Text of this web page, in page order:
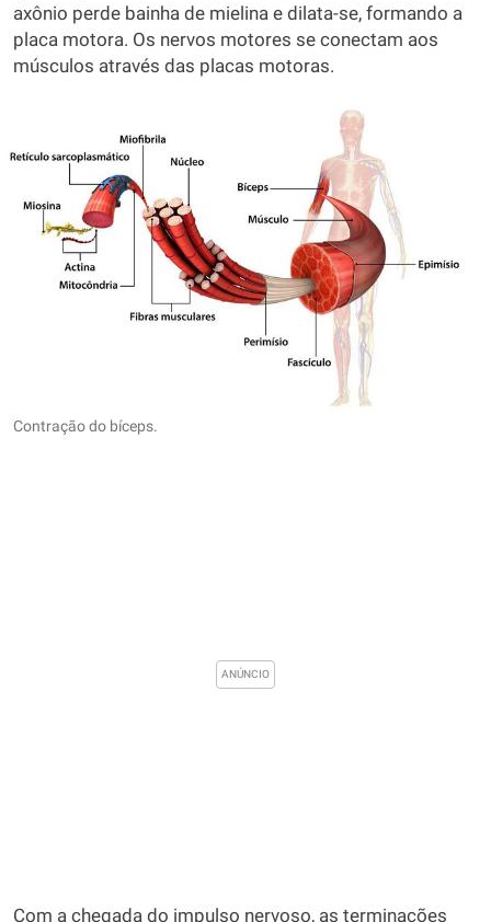
axônio perde bainha de mielina e dilata-se, formando a
placa motora. Os nervos motores se conectam aos
músculos através das placas motoras.
Contração do bíceps.
Com a chegada do impulso nervoso, as terminações